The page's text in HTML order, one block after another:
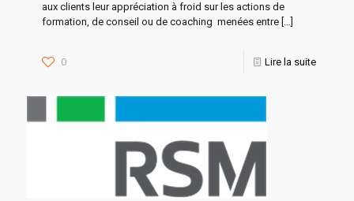
aux clients leur appréciation à froid sur les actions de
formation, de conseil ou de coaching menées entre […]
0 Lire la suite